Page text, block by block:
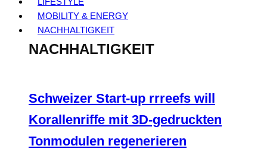
MOBILITY & ENERGY
NACHHALTIGKEIT
NACHHALTIGKEIT
Schweizer Start-up rrreefs will
Korallenriffe mit 3D-gedruckten
Tonmodulen regenerieren